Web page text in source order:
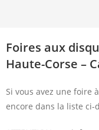
Foires aux
Haute-Corse –
Si vous avez une foire
encore dans la liste ci-